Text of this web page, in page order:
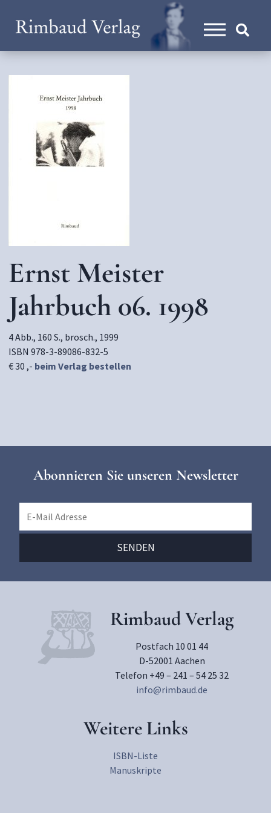
Ernst Meister
Jahrbuch 06. 1998
4 Abb., 160 S., brosch., 1999
ISBN 978-3-89086-832-5
€ 30 ,- beim Verlag bestellen
Abonnieren Sie unseren Newsletter
Rimbaud Verlag
Postfach 10 01 44
D-52001 Aachen
Telefon +49 – 241 – 54 25 32
info@rimbaud.de
Weitere Links
ISBN-Liste
Manuskripte